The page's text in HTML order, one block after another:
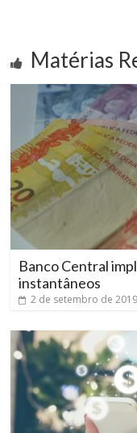
Matérias
Banco Central
instantâneos
2 de setembro de 2019